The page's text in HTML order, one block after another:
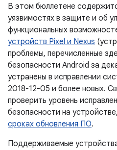
В этом бюллетене
уязвимостях в защите и об
функциональных
устройств Pixel и Nexus
проблемы, перечисленные
безопасности Android за
устранены в исправлении
2018-12-05 и более новых.
проверить уровень
безопасности на
сроках обновления ПО.
Поддерживаемые